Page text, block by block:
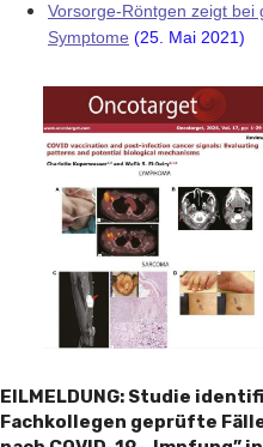
Vorsorge-Röntgen zeigt
Symptome (25. Mai 2021)
EILMELDUNG: Studie
Fachkollegen geprüfte